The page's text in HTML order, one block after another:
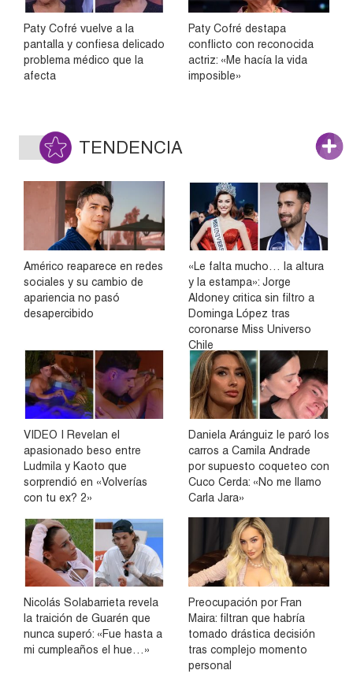
Paty Cofré vuelve a la
pantalla y confiesa delicado
problema médico que la
afecta
Paty Cofré destapa
conflicto con reconocida
actriz: «Me hacía la vida
imposible»
TENDENCIA
Américo reaparece en redes
sociales y su cambio de
apariencia no pasó
desapercibido
«Le falta mucho… la altura
y la estampa»: Jorge
Aldoney critica sin filtro a
Dominga López tras
coronarse Miss Universo
Chile
VIDEO | Revelan el
apasionado beso entre
Ludmila y Kaoto que
sorprendió en «Volverías
con tu ex? 2»
Daniela Aránguiz le paró los
carros a Camila Andrade
por supuesto coqueteo con
Cuco Cerda: «No me llamo
Carla Jara»
Nicolás Solabarrieta revela
la traición de Guarén que
nunca superó: «Fue hasta a
mi cumpleaños el hue…»
Preocupación por Fran
Maira: filtran que habría
tomado drástica decisión
tras complejo momento
personal